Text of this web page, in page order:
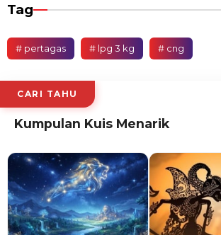
Tag
# pertagas # lpg 3 kg # cng
CARI TAHU
Kumpulan Kuis Menarik